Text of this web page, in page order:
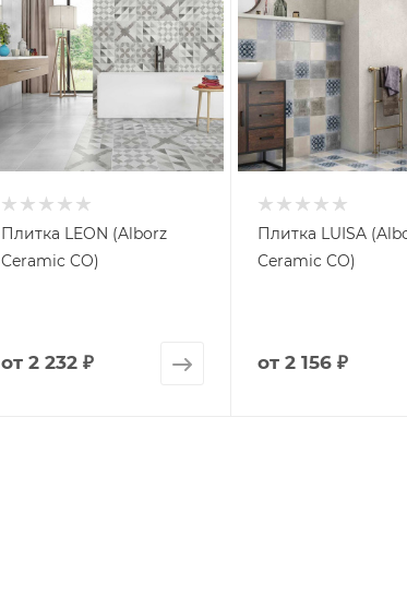
Плитка LEON (Alborz
Ceramic CO)
от2 232 ₽
Плитка LUISA
Ceramic CO)
от 2 156 ₽